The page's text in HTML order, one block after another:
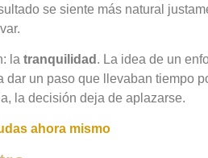
se siente más natural
la tranquilidad . La idea de un
un paso que llevaban tiempo
la decisión deja de aplazarse.
ahora mismo